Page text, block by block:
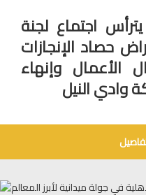
اجتماع لجنة
حصاد الإنجازات
الأعمال وإنهاء
وادي النيل